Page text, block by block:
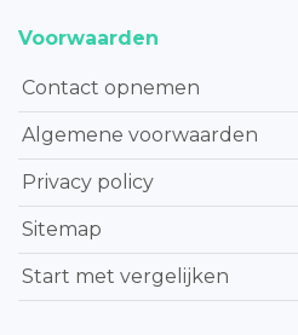
Voorwaarden
Contact opnemen
Algemene voorwaarden
Privacy policy
Sitemap
Start met vergelijken